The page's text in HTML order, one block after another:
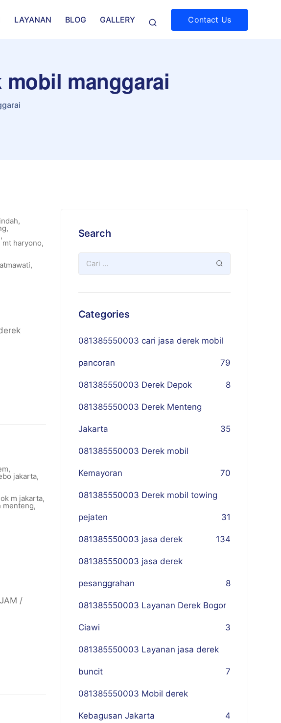
LAYANAN BLOG GALLERY Contact Us
manggarai
,
,
,
haryono,
,
,
jakarta,
m jakarta,
menteng,
/
Search
Categories
081385550003 cari jasa derek mobil
pancoran 79
081385550003 Derek Depok 8
081385550003 Derek Menteng
Jakarta 35
081385550003 Derek mobil
Kemayoran 70
081385550003 Derek mobil towing
pejaten 31
081385550003 jasa derek 134
081385550003 jasa derek
pesanggrahan 8
081385550003 Layanan Derek Bogor
Ciawi 3
081385550003 Layanan jasa derek
buncit 7
081385550003 Mobil derek
Kebagusan Jakarta 4